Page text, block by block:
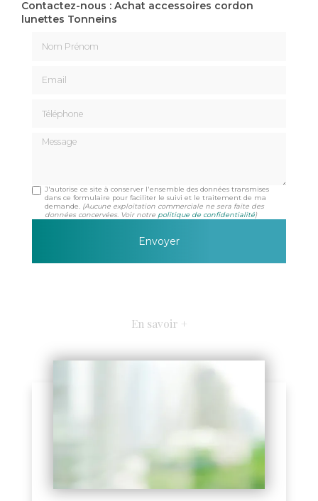
Contactez-nous : Achat accessoires cordon
lunettes Tonneins
Message
J'autorise ce site à conserver l'ensemble des données transmises
dans ce formulaire pour faciliter le suivi et le traitement de ma
demande. (Aucune exploitation commerciale ne sera faite des
données concervées. Voir notre politique de confidentialité)
En savoir +